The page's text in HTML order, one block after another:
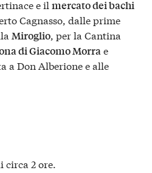
e il mercato dei bachi
Cagnasso, dalle prime
Miroglio, per la Cantina
di Giacomo Morrae
a Don Alberione e alle
circa 2 ore.